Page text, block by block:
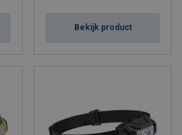
Bekijk product